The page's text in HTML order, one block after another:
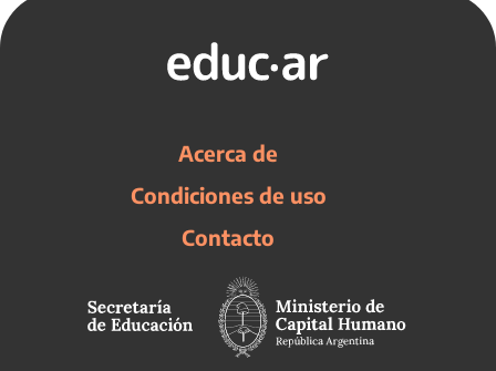
Acerca de
Condiciones de uso
Contacto